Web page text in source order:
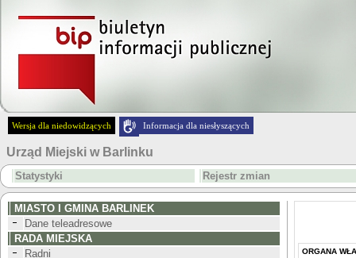
Wersja dla niedowidzących Informacja dla niesłyszących
Urząd Miejski w Barlinku
Statystyki Rejestr zmian
MIASTO I GMINA BARLINEK
Dane teleadresowe
RADA MIEJSKA
Radni
ORGANA